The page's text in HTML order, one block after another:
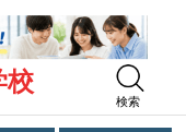
校
検索